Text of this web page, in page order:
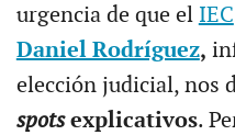
urgencia de que el IEC
Daniel Rodríguez,
elección judicial, nos
spotsexplicativos.